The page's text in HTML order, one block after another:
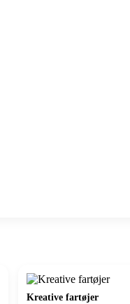
Kreative fartøjer